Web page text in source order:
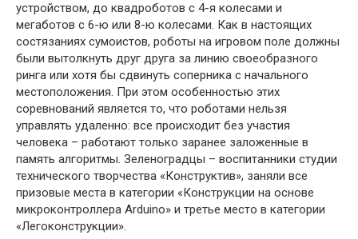
устройством, до квадроботов с 4-я колесами и
мегаботов с 6-ю или 8-ю колесами. Как в настоящих
состязаниях сумоистов, роботы на игровом поле должны
были вытолкнуть друг друга за линию своеобразного
ринга или хотя бы сдвинуть соперника с начального
местоположения. При этом особенностью этих
соревнований является то, что роботами нельзя
управлять удаленно: все происходит без участия
человека – работают только заранее заложенные в
память алгоритмы. Зеленоградцы – воспитанники студии
технического творчества «Конструктив», заняли все
призовые места в категории «Конструкции на основе
микроконтроллера Arduino» и третье место в категории
«Легоконструкции».